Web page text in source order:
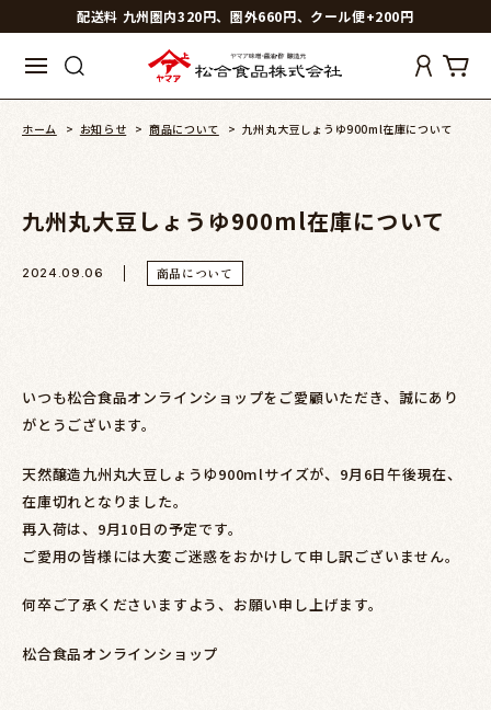
配送料 九州圏内320円、圏外660円、クール便+200円
ホーム > お知らせ > 商品について > 九州丸大豆しょうゆ900ml在庫について
九州丸大豆しょうゆ900ml在庫について
2024.09.06 商品について
いつも松合食品オンラインショップをご愛顧いただき、誠にあり
がとうございます。
天然醸造九州丸大豆しょうゆ900mlサイズが、9月6日午後現在、
在庫切れとなりました。
再入荷は、9月10日の予定です。
ご愛用の皆様には大変ご迷惑をおかけして申し訳ございません。
何卒ご了承くださいますよう、お願い申し上げます。
松合食品オンラインショップ